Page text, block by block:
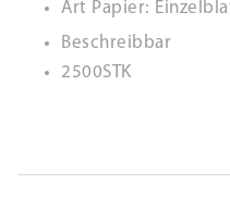
Art Papier:
Beschreibbar
2500STK